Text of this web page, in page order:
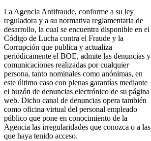
La Agencia Antifraude, conforme a su ley
reguladora y a su normativa reglamentaria de
desarrollo, la cual se encuentra disponible en el
Código de Lucha contra el Fraude y la
Corrupción que publica y actualiza
periódicamente el BOE, admite las denuncias y
comunicaciones realizadas por cualquier
persona, tanto nominales como anónimas, en
este último caso con plenas garantías mediante
el buzón de denuncias electrónico de su página
web. Dicho canal de denuncias opera también
como oficina virtual del personal empleado
público que pone en conocimiento de la
Agencia las irregularidades que conozca o a las
que haya tenido acceso.